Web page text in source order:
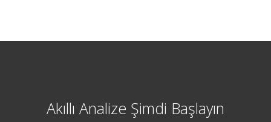
Akıllı Analize Şimdi Başlayın